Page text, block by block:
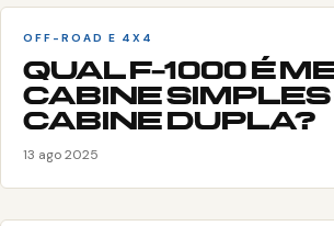
OFF-ROAD E 4X4
QUAL F-1000 É
CABINE SIMPLES
CABINE DUPLA?
13 ago 2025